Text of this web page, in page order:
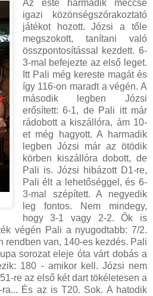
Az este harmadik meccse
igazi közönségszórakoztató
játékot hozott. Józsi a tőle
megszokott, tanítani való
összpontosítással kezdett. 6-
3-mal befejezte az első leget.
Itt Pali még kereste magát és
így 116-on maradt a végén. A
második legben Józsi
erősített: 6-1, de Pali itt már
rádobott a kiszállóra, ám 10-
et még hagyott. A harmadik
legben Józsi már az ötödik
körben kiszállóra dobott, de
Pali is. Józsi hibázott D1-re,
Pali élt a lehetőséggel, és 6-
3-mal szépített. A negyedik
leg fontos. Nem mindegy,
hogy 3-1 vagy 2-2. Ők is
végén Pali a nyugodtabb: 7/2.
rendben van, 140-es kezdés. Pali
sorozat eleje óta várt dobás a
180 - amikor kell. Józsi nem
re az első két dart tökéletesen a
És az is T20. Sok. A hatodik